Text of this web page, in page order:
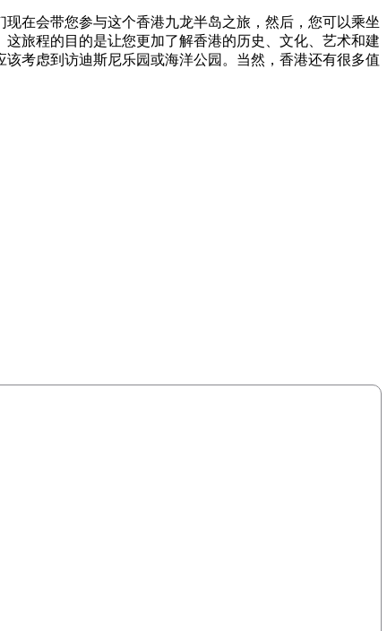
在会带您参与这个香港九龙半岛之旅，然后，您可以乘坐
旅程的目的是让您更加了解香港的历史、文化、艺术和建
考虑到访迪斯尼乐园或海洋公园。当然，香港还有很多值